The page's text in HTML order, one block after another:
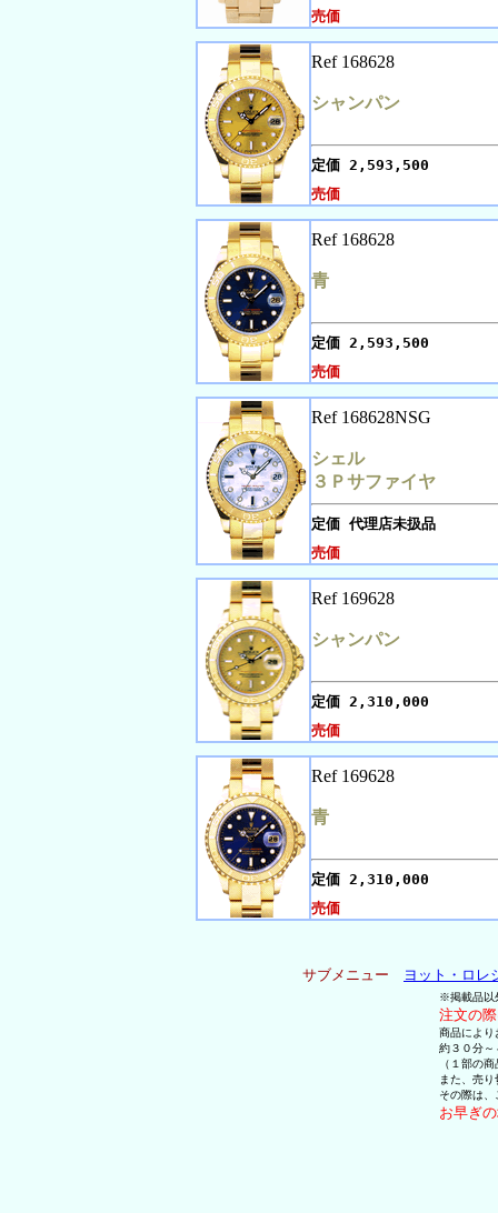
売価
Ref 168628
シャンパン
定価 2,593,500
売価
Ref 168628
青
定価 2,593,500
売価
Ref 168628NSG
シェル
３Ｐサファイヤ
定価 代理店未扱品
売価
Ref 169628
シャンパン
定価 2,310,000
売価
Ref 169628
青
定価 2,310,000
売価
サブメニュー ヨット・ロレ
※掲載品以
注文の
商品により
約３０分～
（１部の
また、売
その際は
お早ぎ